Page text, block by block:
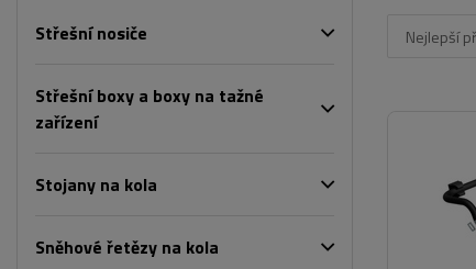
Střešní nosiče
Střešní boxy a boxy na tažné
zařízení
Stojany na kola
Sněhové řetězy na kola
Nejlepší